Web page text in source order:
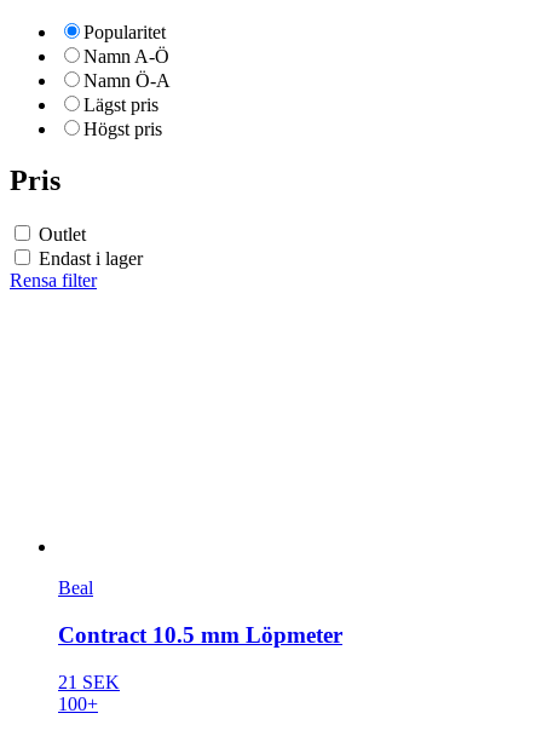
Popularitet
Namn A-Ö
Namn Ö-A
Lägst pris
Högst pris
Pris
Outlet
Endast i lager
Rensa filter
Beal
Contract 10.5 mm Löpmeter
21 SEK
100+